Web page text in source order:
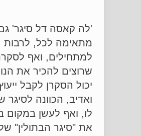
'לה קאסה דל סיגר'
מתאימה לכל, לרבות
למתחילים, ואף
שרוצים להכיר את
יכול הסקרן לקבל
ואדיב, הכוונה לסיגר
לו, ואף לעשן במקום
את "סיגר הבתולין"